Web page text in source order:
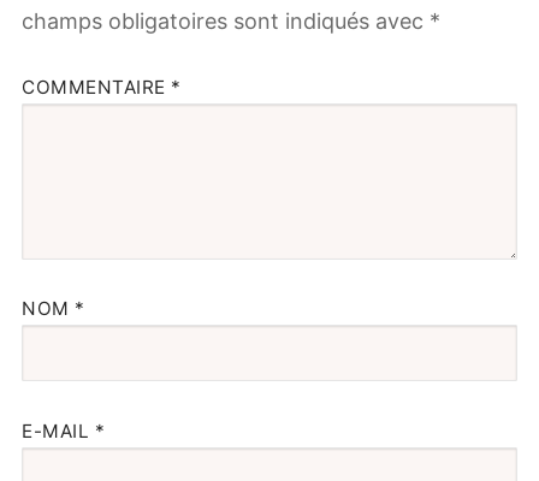
champs obligatoires sont indiqués avec *
COMMENTAIRE *
NOM *
E-MAIL *